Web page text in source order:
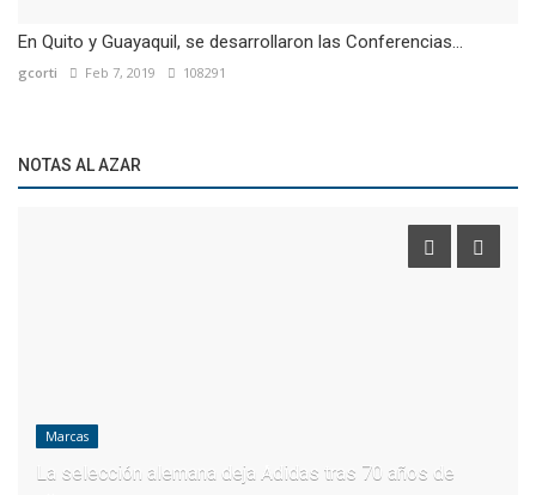
En Quito y Guayaquil, se desarrollaron las Conferencias...
gcorti Feb 7, 2019 108291
NOTAS AL AZAR
Marcas
La selección alemana deja Adidas tras 70 años de